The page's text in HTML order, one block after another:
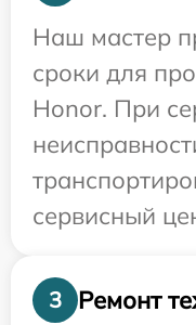
Наш мастер
сроки для
Honor. При
сервисный
3
Ремонт